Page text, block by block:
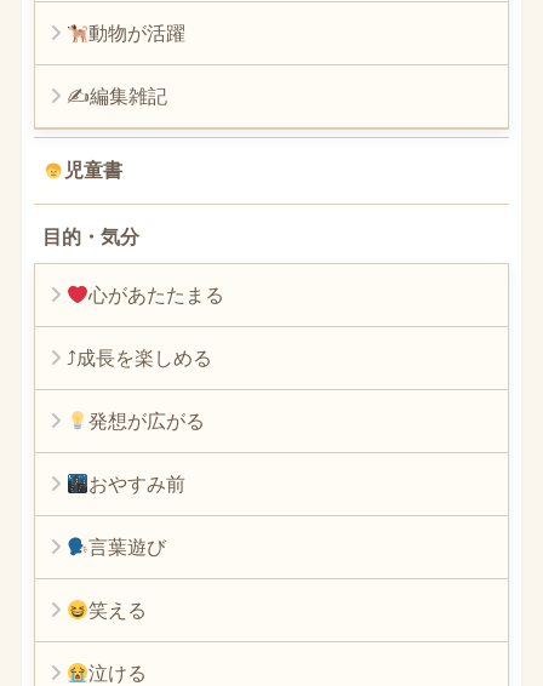
動物が活躍
✍編集雑記
児童書
目的・気分
心があたたまる
⤴︎成長を楽しめる
発想が広がる
おやすみ前
言葉遊び
笑える
泣ける